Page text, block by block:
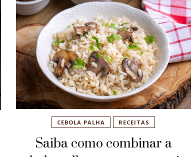
CEBOLA PALHA RECEITAS
Saiba como combinar a